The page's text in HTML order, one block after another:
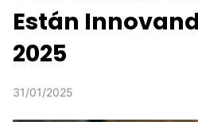
Están
2025
31/01/2025